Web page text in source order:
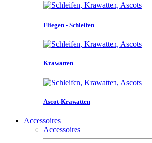
Fliegen - Schleifen
Krawatten
Ascot-Krawatten
Accessoires
Accessoires